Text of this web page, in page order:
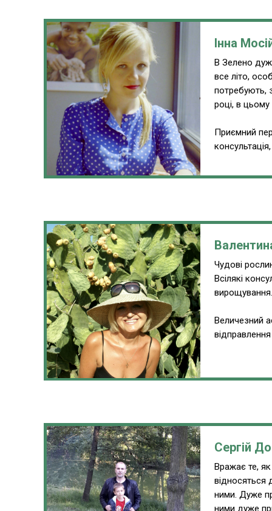
Інна
В Зелено
все літо,
потребують,
році, в
Приємний
Чудові
Всілякі
вирощування.
Величезний
відправлення
Сергій
Вражає те, як
ними. Дуже
ними дуже